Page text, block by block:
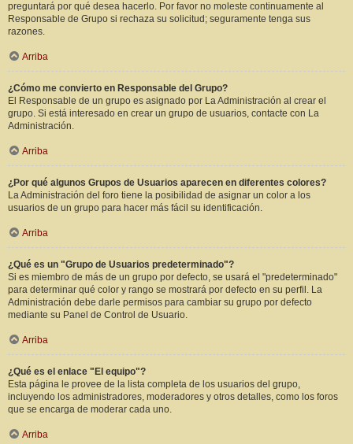
preguntará por qué desea hacerlo. Por favor no moleste continuamente al
Responsable de Grupo si rechaza su solicitud; seguramente tenga sus
razones.
Arriba
¿Cómo me convierto en Responsable del Grupo?
El Responsable de un grupo es asignado por La Administración al crear el
grupo. Si está interesado en crear un grupo de usuarios, contacte con La
Administración.
Arriba
¿Por qué algunos Grupos de Usuarios aparecen en diferentes colores?
La Administración del foro tiene la posibilidad de asignar un color a los
usuarios de un grupo para hacer más fácil su identificación.
Arriba
¿Qué es un "Grupo de Usuarios predeterminado"?
Si es miembro de más de un grupo por defecto, se usará el "predeterminado"
para determinar qué color y rango se mostrará por defecto en su perfil. La
Administración debe darle permisos para cambiar su grupo por defecto
mediante su Panel de Control de Usuario.
Arriba
¿Qué es el enlace "El equipo"?
Esta página le provee de la lista completa de los usuarios del grupo,
incluyendo los administradores, moderadores y otros detalles, como los foros
que se encarga de moderar cada uno.
Arriba